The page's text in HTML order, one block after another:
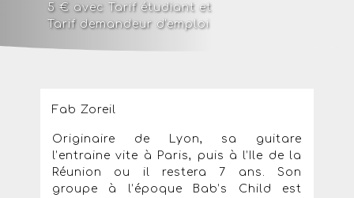
5 € avecTarif étudiant et
Tarif demandeur d'emploi
Fab Zoreil
Originaire de Lyon, sa guitare
l’entraine vite à Paris, puis à l’Ile de la
Réunion ou il restera 7 ans. Son
groupe à l’époque Bab’s Child est